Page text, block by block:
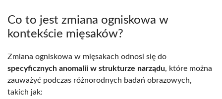
Co to jest zmiana ogniskowa w
kontekście mięsaków?
Zmiana ogniskowa w mięsakach odnosi się do
specyficznych anomalii w strukturze narządu, które można
zauważyć podczas różnorodnych badań obrazowych,
takich jak: